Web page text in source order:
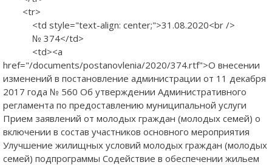
<tr>
<td style="text-align: center;">31.08.2020<br />
№ 374</td>
<td><a
href="/documents/postanovlenia/2020/374.rtf">О внесении
изменений в постановление администрации от 11 декабря
2017 года № 560 Об утверждении Административного
регламента по предоставлению муниципальной услуги
Прием заявлений от молодых граждан (молодых семей) о
включении в состав участников основного мероприятия
Улучшение жилищных условий молодых граждан (молодых
семей) подпрограммы Содействие в обеспечении жильем